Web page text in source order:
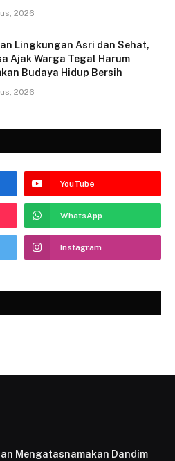
2026
Lingkungan Asri dan Sehat,
Ajak Warga Tegal Harum
Budaya Hidup Bersih
2026
YouTube
WhatsApp
Instagram
Mengatasnamakan Dandim